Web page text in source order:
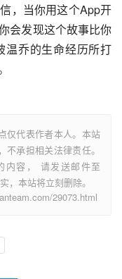
，当你用这个App开
会发现这个故事比你
温乔的生命经历所打
仅代表作者本人。本站
承担相关法律责任。
内容， 请发送邮件至
，本站将立刻删除。
29073.html